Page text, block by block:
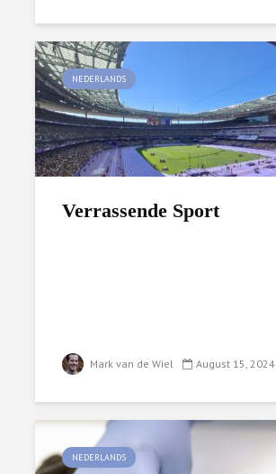
NEDERLANDS
Verrassende Sport
Mark van de Wiel August 15, 2024
NEDERLANDS